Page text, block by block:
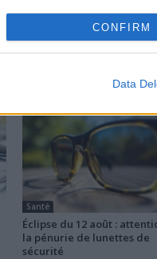
CONFIRM
Data
Santé
Éclipse du 12 août :
la pénurie de lunettes de
sécurité